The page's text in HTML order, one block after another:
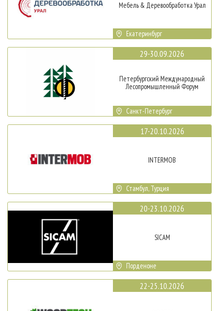
Мебель & Деревообработка Урал
Екатеринбург
29-30.09.2026
Петербургский Международный
Лесопромышленный Форум
Санкт-Петербург
17-20.10.2026
INTERMOB
Стамбул, Турция
20-23.10.2026
SICAM
Порденоне
22-25.10.2026